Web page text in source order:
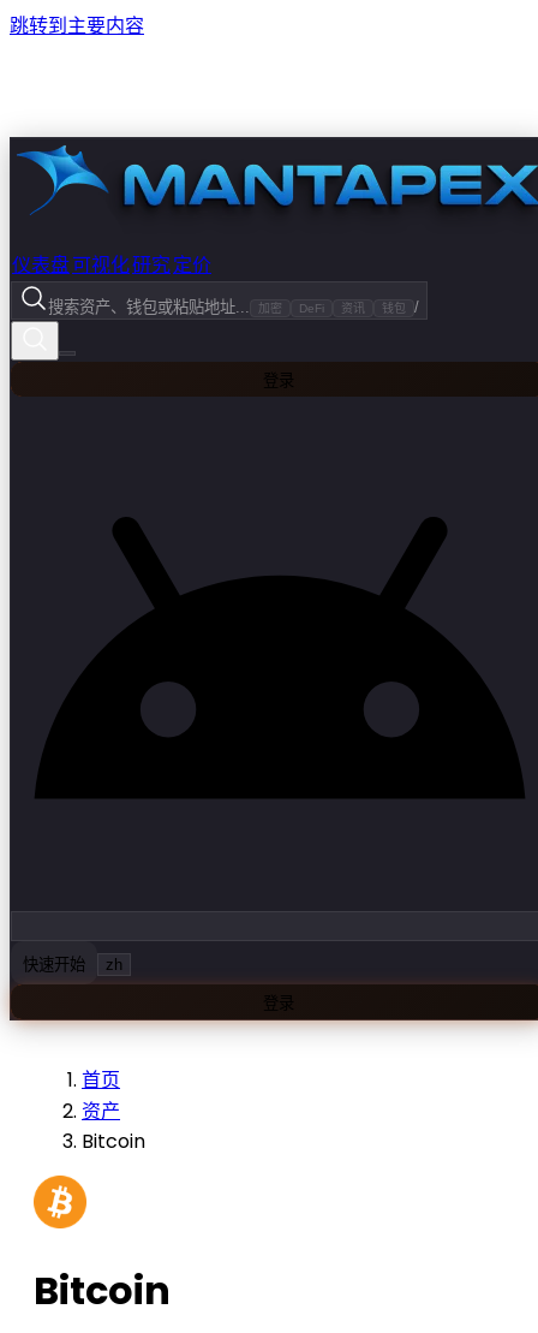
跳转到主要内容
仪表盘可视化研究定价
搜索资产、钱包或粘贴地址... 加密 DeFi 资讯 钱包 /
登录
快速开始 zh
登录
首页
资产
Bitcoin
Bitcoin